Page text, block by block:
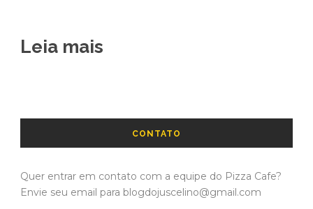
Leia mais
CONTATO
Quer entrar em contato com a equipe do Pizza Cafe?
Envie seu email para blogdojuscelino@gmail.com